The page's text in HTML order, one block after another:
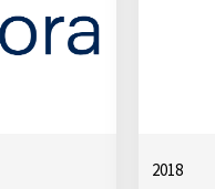
2018